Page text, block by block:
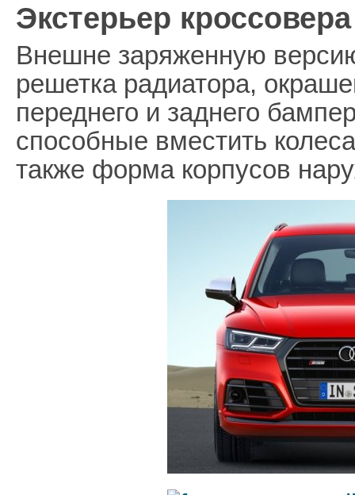
Экстерьер
Внешне заряженную
решетка радиатора,
переднего и заднего
способные вместить
также форма корпусов